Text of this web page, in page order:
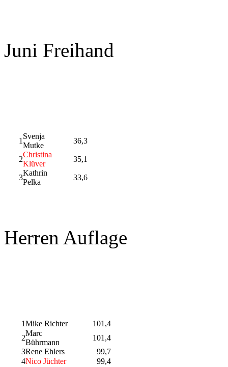
Juni Freihand
1
Svenja
Mutke
36,3
2
Christina
Klüver
35,1
3
Kathrin
Pelka
33,6
Herren Auflage
1Mike Richter
101,4
2
Marc
Bührmann
101,4
3Rene Ehlers
99,7
4Nico Jüchter
99,4